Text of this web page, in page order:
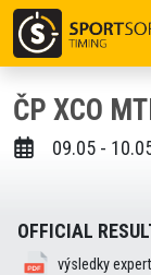
ČP XCO
09.05 -
OFFICIAL
výsledky expert